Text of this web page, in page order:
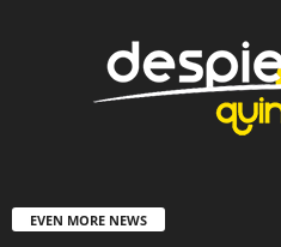
EVEN MORE NEWS